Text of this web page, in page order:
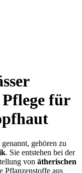
für
genannt, gehören zu
. Sie entstehen bei der
von ätherischen
Pflanzenstoffe aus